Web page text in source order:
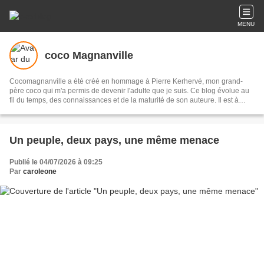
MENU
coco Magnanville
Cocomagnanville a été créé en hommage à Pierre Kerhervé, mon grand-
père coco qui m'a permis de devenir l'adulte que je suis. Ce blog évolue au
fil du temps, des connaissances et de la maturité de son auteure. Il est à
Yala (les Amériques) et je me suis appliquée à documenter chaque peuple
retrouver cette base de donnée sur un site que je leur ai dédié : Peuples
autochtones d'Abya Yala.
Un peuple, deux pays, une même menace
Publié le 04/07/2026 à 09:25
Par caroleone